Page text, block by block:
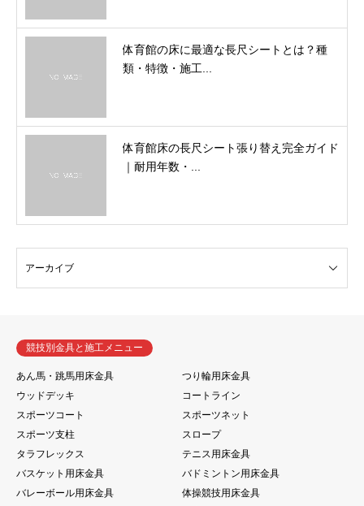
体育館の床に最適な長尺シートとは？種
類・特徴・施工...
体育館床の長尺シート張り替え完全ガイド
｜耐用年数・...
競技別金具と施工メニュー
あん馬・跳馬用床金具
つり輪用床金具
ウッドデッキ
コートライン
スポーツコート
スポーツネット
スポーツ支柱
スロープ
タラフレックス
テニス用床金具
バスケット用床金具
バドミントン用床金具
バレーボール用床金具
体操競技用床金具